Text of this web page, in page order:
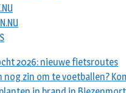
2026: nieuwe fietsroutes
nog zin om te voetballen?